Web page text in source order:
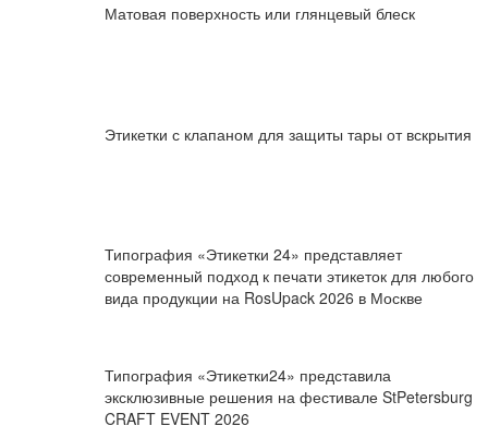
Матовая поверхность или глянцевый блеск
Этикетки с клапаном для защиты тары от вскрытия
Типография «Этикетки 24» представляет
современный подход к печати этикеток для любого
вида продукции на RosUpack 2026 в Москве
Типография «Этикетки24» представила
эксклюзивные решения на фестивале StPetersburg
CRAFT EVENT 2026